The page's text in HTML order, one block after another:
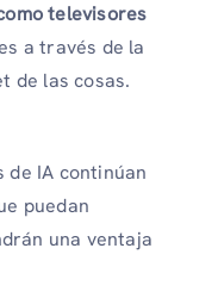
televisores
a través de la
de las cosas.
de IA continúan
puedan
una ventaja